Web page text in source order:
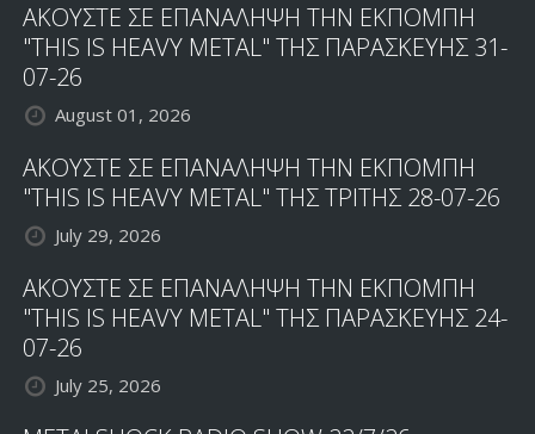
ΑΚΟΥΣΤΕ ΣΕ ΕΠΑΝΑΛΗΨΗ ΤΗΝ ΕΚΠΟΜΠΗ
"THIS IS HEAVY METAL" ΤΗΣ ΠΑΡΑΣΚΕΥΗΣ 31-
07-26
August 01, 2026
ΑΚΟΥΣΤΕ ΣΕ ΕΠΑΝΑΛΗΨΗ ΤΗΝ ΕΚΠΟΜΠΗ
"THIS IS HEAVY METAL" ΤΗΣ ΤΡΙΤΗΣ 28-07-26
July 29, 2026
ΑΚΟΥΣΤΕ ΣΕ ΕΠΑΝΑΛΗΨΗ ΤΗΝ ΕΚΠΟΜΠΗ
"THIS IS HEAVY METAL" ΤΗΣ ΠΑΡΑΣΚΕΥΗΣ 24-
07-26
July 25, 2026